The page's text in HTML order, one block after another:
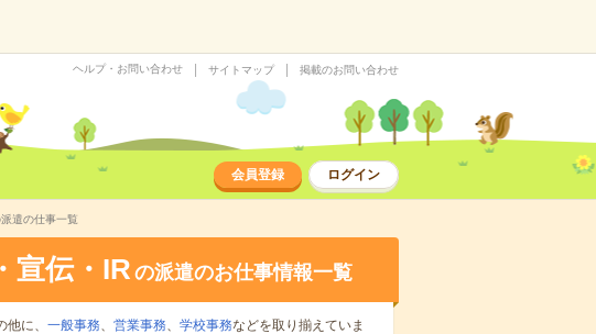
ヘルプ・お問い合わせ サイトマップ 掲載のお問い合わせ
会員登録 ログイン
遣の仕事一覧
宣伝・IRの派遣のお仕事情報一覧
に、 一般事務、 営業事務、 学校事務などを取り揃えていま